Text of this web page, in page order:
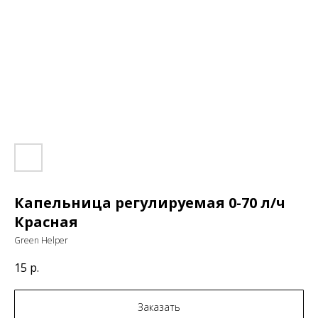
Капельница регулируемая 0-70 л/ч
Красная
Green Helper
15 р.
Заказать